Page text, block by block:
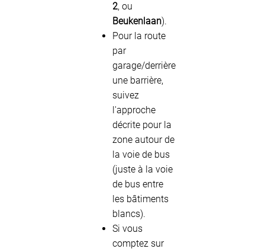
2, ou
Beukenlaan).
Pour la route
par
garage/derrière
une barrière,
suivez
l'approche
décrite pour la
zone autour de
la voie de bus
(juste à la voie
de bus entre
les bâtiments
blancs).
Si vous
comptez sur